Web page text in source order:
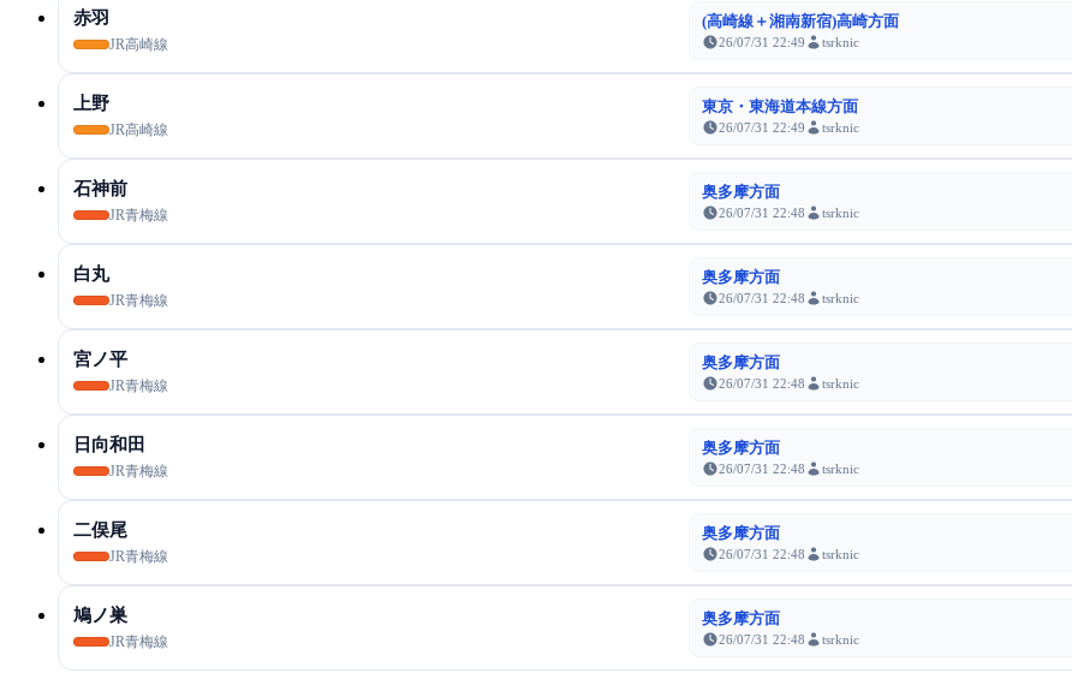
赤羽
JR高崎線
(高崎線＋湘南新宿)高崎方面
26/07/31 22:49 tsrknic
上野
JR高崎線
東京・東海道本線方面
26/07/31 22:49 tsrknic
石神前
JR青梅線
奥多摩方面
26/07/31 22:48 tsrknic
白丸
JR青梅線
奥多摩方面
26/07/31 22:48 tsrknic
宮ノ平
JR青梅線
奥多摩方面
26/07/31 22:48 tsrknic
日向和田
JR青梅線
奥多摩方面
26/07/31 22:48 tsrknic
二俣尾
JR青梅線
奥多摩方面
26/07/31 22:48 tsrknic
鳩ノ巣
JR青梅線
奥多摩方面
26/07/31 22:48 tsrknic